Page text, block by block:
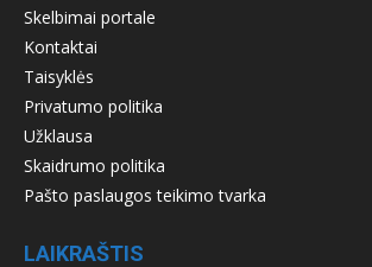
Skelbimai portale
Kontaktai
Taisyklės
Privatumo politika
Užklausa
Skaidrumo politika
Pašto paslaugos teikimo tvarka
LAIKRAŠTIS